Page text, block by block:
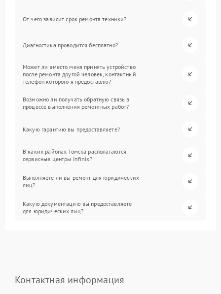
От чего зависит срок ремонта техники?
Диагностика проводится бесплатно?
Может ли вместо меня принять устройство
после ремонта другой человек, контактный
телефон которого я предоставлю?
Возможно ли получать обратную связь в
процессе выполнения ремонтных работ?
Какую гарантию вы предоставляете?
В каких районах Томска располагаются
сервисные центры Infinix?
Выполняете ли вы ремонт для юридических
лиц?
Какую документацию вы предоставляете
для юридических лиц?
Контактная информация